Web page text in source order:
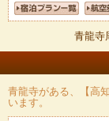
青龍寺
青龍寺がある、【高
います。